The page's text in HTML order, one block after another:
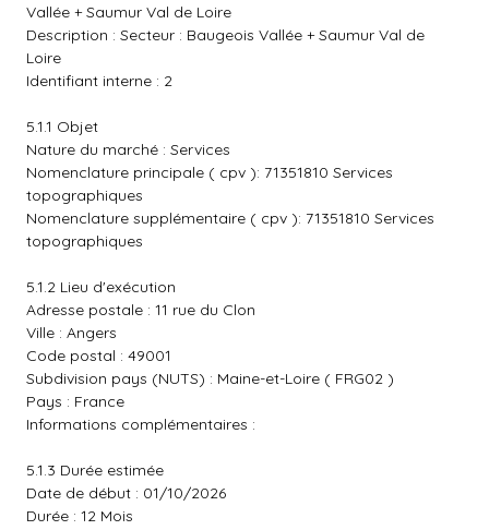
Vallée + Saumur Val de Loire
Description : Secteur : Baugeois Vallée + Saumur Val de
Loire
Identifiant interne : 2
5.1.1 Objet
Nature du marché : Services
Nomenclature principale ( cpv ): 71351810 Services
topographiques
Nomenclature supplémentaire ( cpv ): 71351810 Services
topographiques
5.1.2 Lieu d'exécution
Adresse postale : 11 rue du Clon
Ville : Angers
Code postal : 49001
Subdivision pays (NUTS) : Maine-et-Loire ( FRG02 )
Pays : France
Informations complémentaires :
5.1.3 Durée estimée
Date de début : 01/10/2026
Durée : 12 Mois